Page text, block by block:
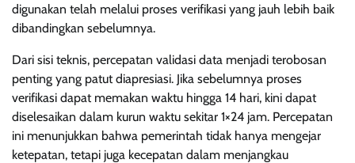
digunakan telah melalui proses verifikasi yang jauh lebih baik
dibandingkan sebelumnya.
Dari sisi teknis, percepatan validasi data menjadi terobosan
penting yang patut diapresiasi. Jika sebelumnya proses
verifikasi dapat memakan waktu hingga 14 hari, kini dapat
diselesaikan dalam kurun waktu sekitar 1×24 jam. Percepatan
ini menunjukkan bahwa pemerintah tidak hanya mengejar
ketepatan, tetapi juga kecepatan dalam menjangkau